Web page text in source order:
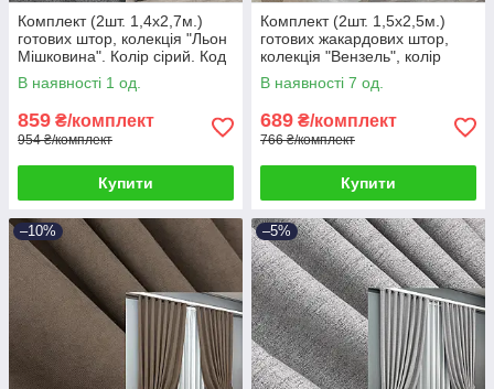
Комплект (2шт. 1,4х2,7м.)
готових штор, колекція "Льон
Мішковина". Колір сірий. Код
108ш 39-303
В наявності 1 од.
859 ₴/комплект
954 ₴/комплект
Купити
Комплект (2шт. 1,5х2,5м.)
готових жакардових штор,
колекція "Вензель", колір
бежевий. Код 416ш 39-245
В наявності 7 од.
689 ₴/комплект
766 ₴/комплект
Купити
–10% –5%